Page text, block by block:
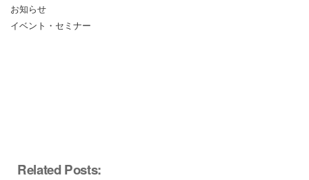
お知らせ
イベント・セミナー
Related Posts: